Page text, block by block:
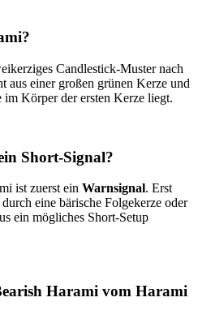
Candlestick-Muster nach
aus einer großen grünen Kerze und
Körper der ersten Kerze liegt.
Short-Signal?
ist zuerst ein Warnsignal. Erst
eine bärische Folgekerze oder
ein mögliches Short-Setup
Harami vom Harami